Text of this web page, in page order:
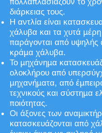
διάρκειας τους.
Η αντλία είναι
χάλυβα και τα χυτά μέρη
παράγονται από υψηλής
κράμα χάλυβα.
Το μηχάνημα
ολοκλήρου από
μηχανήματα, από
τεχνικούς και σύστημα
ποιότητας.
Οι άξονες των
κατασκευάζονται από